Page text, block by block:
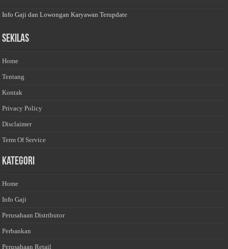
Info Gaji dan Lowongan Karyawan Terupdate
Sekilas
Home
Tentang
Kontak
Privacy Policy
Disclaimer
Term Of Service
Kategori
Home
Info Gaji
Perusahaan Distributor
Perbankan
Perusahaan Retail